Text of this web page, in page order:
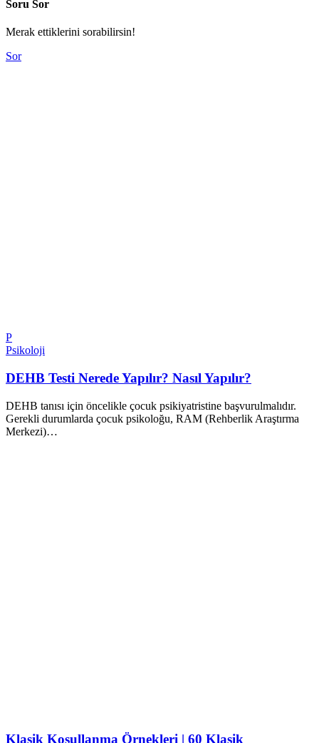
Soru Sor
Merak ettiklerini sorabilirsin!
Sor
P
Psikoloji
DEHB Testi Nerede Yapılır? Nasıl Yapılır?
DEHB tanısı için öncelikle çocuk psikiyatristine başvurulmalıdır.
Gerekli durumlarda çocuk psikoloğu, RAM (Rehberlik Araştırma
Merkezi)…
Klasik Koşullanma Örnekleri | 60 Klasik